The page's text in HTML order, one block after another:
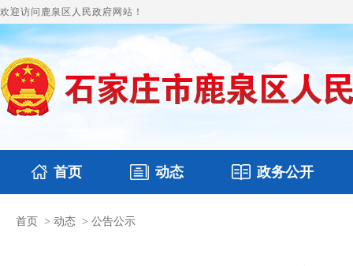
欢迎访问鹿泉区人民政府网站！
首页 动态
国务要闻
政务公开
本区文件
首页 > 动态 > 公告公示